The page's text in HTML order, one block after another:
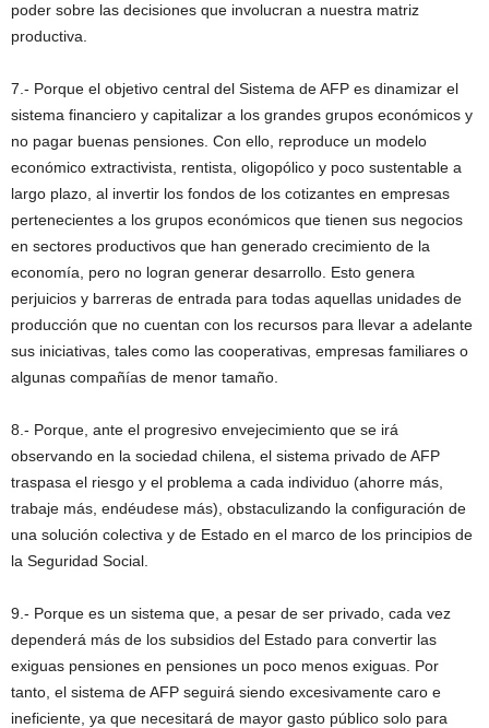
poder sobre las decisiones que involucran a nuestra matriz
productiva.
7.- Porque el objetivo central del Sistema de AFP es dinamizar el
sistema financiero y capitalizar a los grandes grupos económicos y
no pagar buenas pensiones. Con ello, reproduce un modelo
económico extractivista, rentista, oligopólico y poco sustentable a
largo plazo, al invertir los fondos de los cotizantes en empresas
pertenecientes a los grupos económicos que tienen sus negocios
en sectores productivos que han generado crecimiento de la
economía, pero no logran generar desarrollo. Esto genera
perjuicios y barreras de entrada para todas aquellas unidades de
producción que no cuentan con los recursos para llevar a adelante
sus iniciativas, tales como las cooperativas, empresas familiares o
algunas compañías de menor tamaño.
8.- Porque, ante el progresivo envejecimiento que se irá
observando en la sociedad chilena, el sistema privado de AFP
traspasa el riesgo y el problema a cada individuo (ahorre más,
trabaje más, endéudese más), obstaculizando la configuración de
una solución colectiva y de Estado en el marco de los principios de
la Seguridad Social.
9.- Porque es un sistema que, a pesar de ser privado, cada vez
dependerá más de los subsidios del Estado para convertir las
exiguas pensiones en pensiones un poco menos exiguas. Por
tanto, el sistema de AFP seguirá siendo excesivamente caro e
ineficiente, ya que necesitará de mayor gasto público solo para